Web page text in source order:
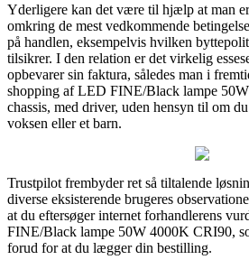
Yderligere kan det være til hjælp at man
omkring de mest vedkommende
på handlen, eksempelvis hvilken
tilsikrer. I den relation er det virkelig
opbevarer sin faktura, således man i
shopping af LED FINE/Black lampe
chassis, med driver, uden hensyn til om
voksen eller et barn.
Trustpilot frembyder ret så tiltalende
diverse eksisterende brugeres
at du eftersøger internet forhandlerens
FINE/Black lampe 50W 4000K CRI90,
forud for at du lægger din bestilling.